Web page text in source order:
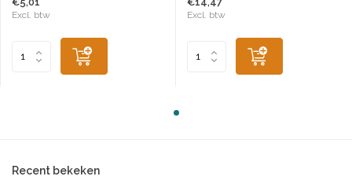
Excl. btw Excl. btw
Recent bekeken